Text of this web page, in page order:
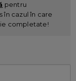
pentru
în cazul în care
completate!